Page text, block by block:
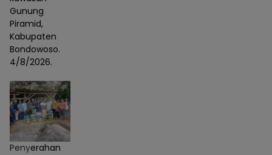
Gunung
Piramid,
Kabupaten
Bondowoso.
4/8/2026.
Penyerahan